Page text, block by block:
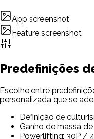
App screenshot
Feature screenshot
Predefinições
Escolhe entre
personalizada que se
Definição de
Ganho de massa
Powerlifting: 30P /